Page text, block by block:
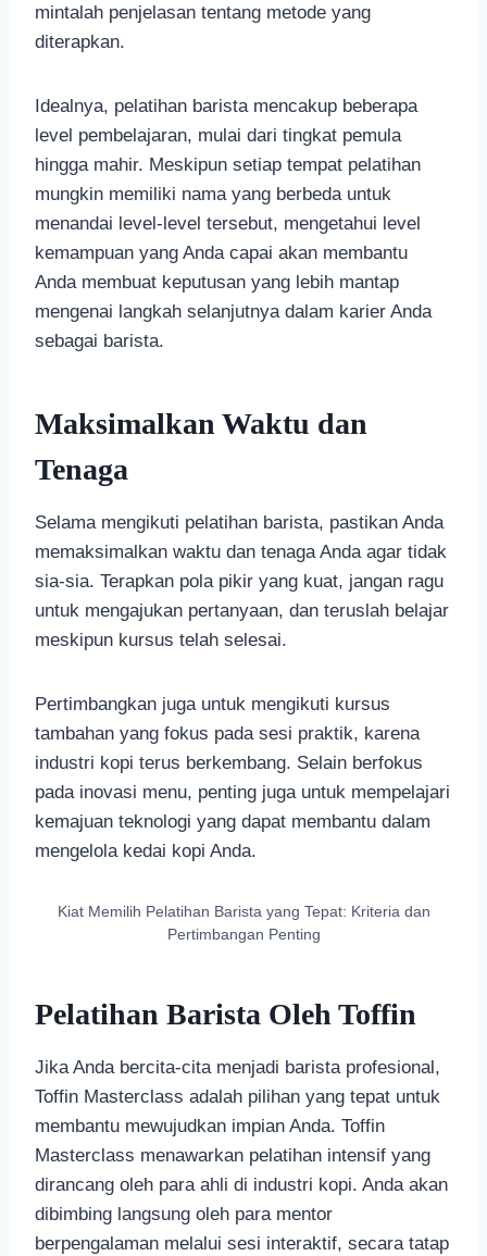
mintalah penjelasan tentang metode yang
diterapkan.
Idealnya, pelatihan barista mencakup beberapa
level pembelajaran, mulai dari tingkat pemula
hingga mahir. Meskipun setiap tempat pelatihan
mungkin memiliki nama yang berbeda untuk
menandai level-level tersebut, mengetahui level
kemampuan yang Anda capai akan membantu
Anda membuat keputusan yang lebih mantap
mengenai langkah selanjutnya dalam karier Anda
sebagai barista.
Maksimalkan Waktu dan
Tenaga
Selama mengikuti pelatihan barista, pastikan Anda
memaksimalkan waktu dan tenaga Anda agar tidak
sia-sia. Terapkan pola pikir yang kuat, jangan ragu
untuk mengajukan pertanyaan, dan teruslah belajar
meskipun kursus telah selesai.
Pertimbangkan juga untuk mengikuti kursus
tambahan yang fokus pada sesi praktik, karena
industri kopi terus berkembang. Selain berfokus
pada inovasi menu, penting juga untuk mempelajari
kemajuan teknologi yang dapat membantu dalam
mengelola kedai kopi Anda.
Kiat Memilih Pelatihan Barista yang Tepat: Kriteria dan
Pertimbangan Penting
Pelatihan Barista Oleh Toffin
Jika Anda bercita-cita menjadi barista profesional,
Toffin Masterclass adalah pilihan yang tepat untuk
membantu mewujudkan impian Anda. Toffin
Masterclass menawarkan pelatihan intensif yang
dirancang oleh para ahli di industri kopi. Anda akan
dibimbing langsung oleh para mentor
berpengalaman melalui sesi interaktif, secara tatap